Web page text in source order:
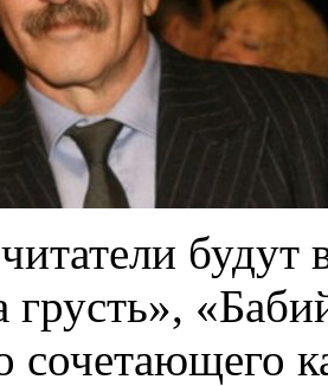
грусть»,
сочетающего